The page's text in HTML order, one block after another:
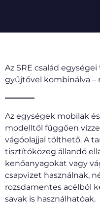
Az SRE család
gyűjtővel kombinálva –
Az egységek mobilak
modelltől függően
vágóolajjal tölthető. A
tisztítóközeg állandó
kenőanyagokat vagy
csapvizet használnak,
rozsdamentes acélból
savak is használhatóak.